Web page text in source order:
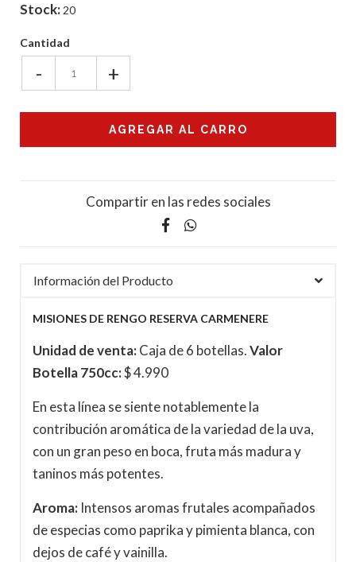
Stock: 20
Cantidad
- +
Compartir en las redes sociales
Información del Producto
MISIONES DE RENGO RESERVA CARMENERE
Unidad de venta:Caja de 6 botellas.Valor
Botella 750cc:$ 4.990
En esta línea se siente notablemente la
contribución aromática de la variedad de la uva,
con un gran peso en boca, fruta más madura y
taninos más potentes.
Aroma: Intensos aromas frutales acompañados
de especias como paprika y pimienta blanca, con
dejos de café y vainilla.